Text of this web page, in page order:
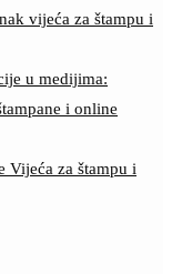
vijeća za štampu i
u medijima:
i online
Vijeća za štampu i